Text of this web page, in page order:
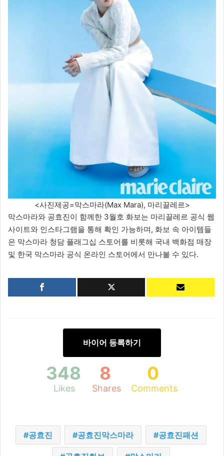
<사진제공=막스마라(Max Mara), 마리끌레르>
막스마라와 공효진이 함께한 3월호 화보는 마리끌레르 공식 웹
사이트와 인스타그램을 통해 확인 가능하며, 화보 속 아이템들
은 막스마라 청담 플래그십 스토어를 비롯해 국내 백화점 매장
및 한국 막스마라 공식 온라인 스토어에서 만나볼 수 있다.
바이어 등록하기
348
Likes
8
Shares
0
Comments
공효진 공효진막스마라 공효진패션